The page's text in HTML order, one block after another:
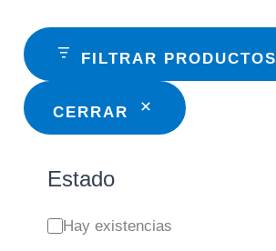
FILTRAR PRODUCTOS
CERRAR
Estado
E Hay existencias